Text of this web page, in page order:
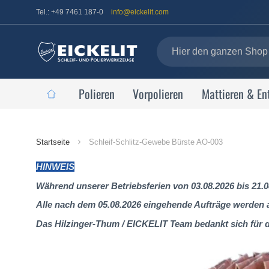
Tel.: +49 7461 187-0 info@eickelit.com
Polieren Vorpolieren Mattieren &
Startseite Schleif-Schlitz-Gewebe Bürste AO-003
HINWEIS
Während unserer Betriebsferien von 03.08.2026 bis
Alle nach dem 05.08.2026 eingehende Aufträge
Das Hilzinger-Thum / EICKELIT Team bedankt sich für